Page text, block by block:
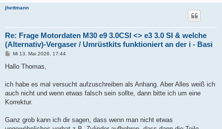
jhettmann
Re: Frage Motordaten M30 e9 3.0CSI <> e3 3.0 SI & welche
(Alternativ)-Vergaser / Umrüstkits funktioniert an der i - Basi
B
i
a
Mi 13. Mai 2026, 17:44
Hallo Thomas,
ich habe es mal versucht aufzuschreiben als Anhang. Aber Alles weiß ich
auch nicht und wenn etwas falsch sein sollte, dann bitte ich um eine
Korrektur.
Ganz grob kann ich dir sagen, dass wenn man nicht etwas